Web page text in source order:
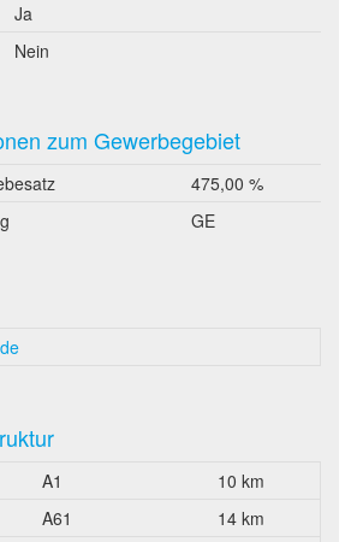
Ja
Nein
zum Gewerbegebiet
475,00 %
GE
A1
10 km
A61
14 km